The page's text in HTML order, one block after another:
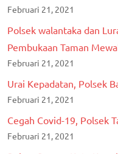
Februari 21, 2021
Polsek walantaka dan
Pembukaan Taman
Februari 21, 2021
Urai Kepadatan, Polsek
Februari 21, 2021
Cegah Covid-19, Polsek
Februari 21, 2021